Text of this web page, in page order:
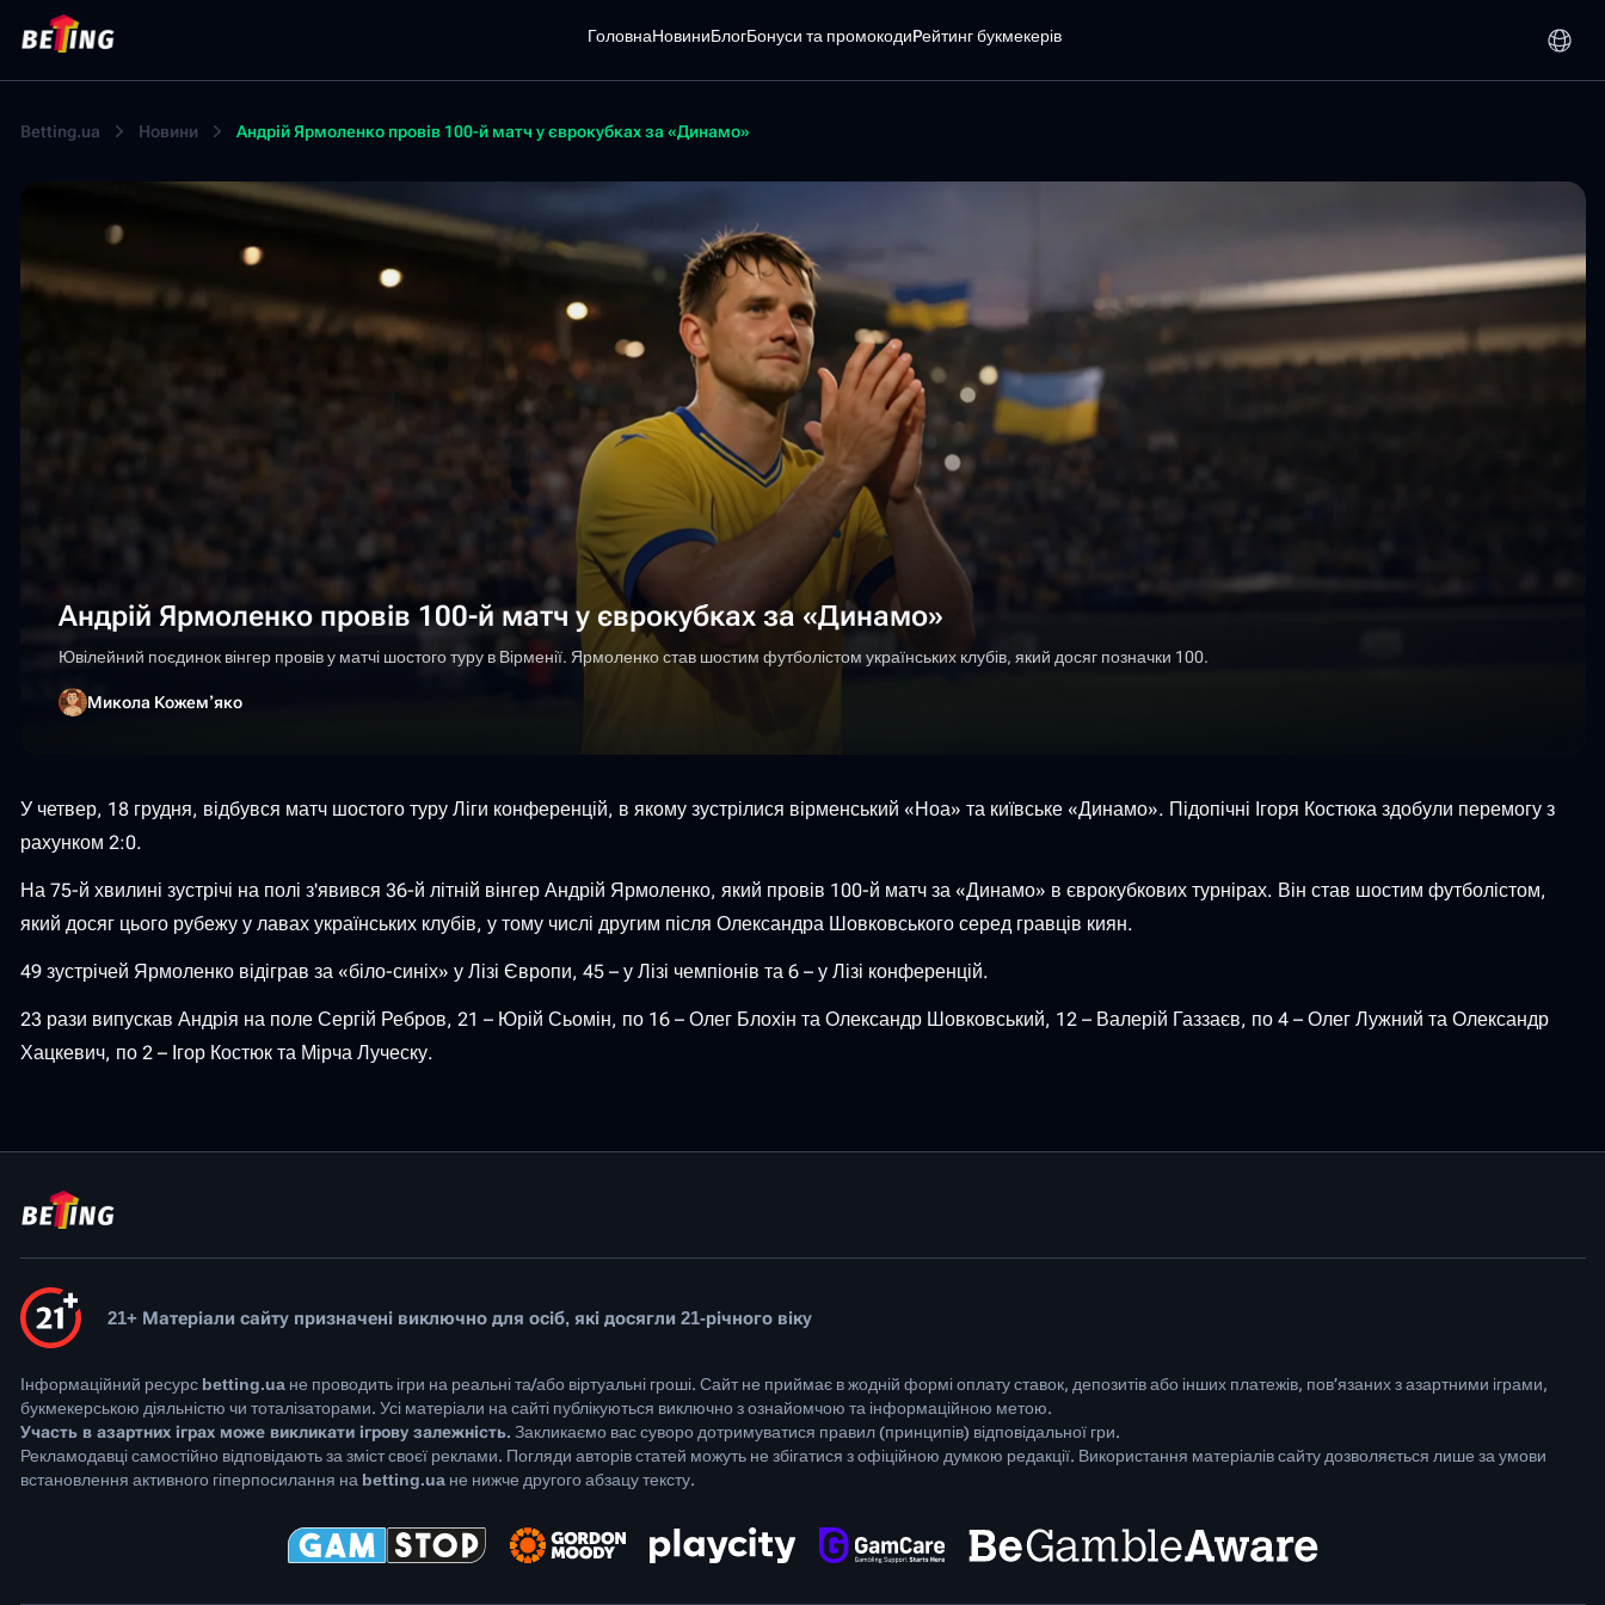
ГоловнаНовиниБлогБонуси та промокодиPейтинг букмекерів
Betting.ua Новини Андрій Ярмоленко провів 100-й матч у єврокубках за «Динамо»
Андрій Ярмоленко провів 100-й матч у єврокубках за «Динамо»
Ювілейний поєдинок вінгер провів у матчі шостого туру в Вірменії. Ярмоленко став шостим футболістом українських клубів, який досяг позначки 100.
Микола Кожемʼяко
У четвер, 18 грудня, відбувся матч шостого туру Ліги конференцій, в якому зустрілися вірменський «Ноа» та київське «Динамо». Підопічні Ігоря Костюка здобули перемогу з
рахунком 2:0.
На 75-й хвилині зустрічі на полі з'явився 36-й літній вінгер Андрій Ярмоленко, який провів 100-й матч за «Динамо» в єврокубкових турнірах. Він став шостим футболістом,
який досяг цього рубежу у лавах українських клубів, у тому числі другим після Олександра Шовковського серед гравців киян.
49 зустрічей Ярмоленко відіграв за «біло-синіх» у Лізі Європи, 45 – у Лізі чемпіонів та 6 – у Лізі конференцій.
23 рази випускав Андрія на поле Сергій Ребров, 21 – Юрій Сьомін, по 16 – Олег Блохін та Олександр Шовковський, 12 – Валерій Газзаєв, по 4 – Олег Лужний та Олександр
Хацкевич, по 2 – Ігор Костюк та Мірча Луческу.
21+ Матеріали сайту призначені виключно для осіб, які досягли 21-річного віку
Інформаційний ресурс betting.uaне проводить ігри на реальні та/або віртуальні гроші. Сайт не приймає в жодній формі оплату ставок, депозитів або інших платежів, пов’язаних з азартними іграми,
букмекерською діяльністю чи тоталізаторами. Усі матеріали на сайті публікуються виключно з ознайомчою та інформаційною метою.
Участь в азартних іграх може викликати ігрову залежність. Закликаємо вас суворо дотримуватися правил (принципів) відповідальної гри.
Рекламодавці самостійно відповідають за зміст своєї реклами. Погляди авторів статей можуть не збігатися з офіційною думкою редакції. Використання матеріалів сайту дозволяється лише за умови
встановлення активного гіперпосилання на betting.uaне нижче другого абзацу тексту.